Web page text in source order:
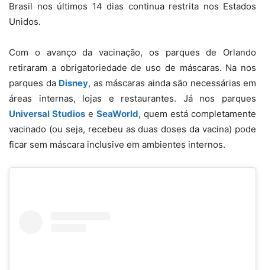
Brasil nos últimos 14 dias continua restrita nos Estados
Unidos.
Com o avanço da vacinação, os parques de Orlando
retiraram a obrigatoriedade de uso de máscaras. Na nos
parques da Disney, as máscaras ainda são necessárias em
áreas internas, lojas e restaurantes. Já nos parques
Universal Studios e SeaWorld, quem está completamente
vacinado (ou seja, recebeu as duas doses da vacina) pode
ficar sem máscara inclusive em ambientes internos.